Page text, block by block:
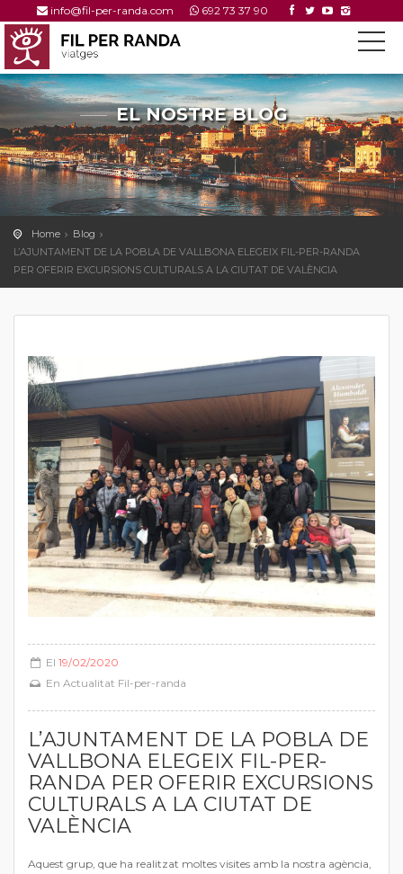
info@fil-per-randa.com 692 73 37 90
EL NOSTRE BLOG
---
Home
Blog
L’AJUNTAMENT DE LA POBLA DE VALLBONA ELEGEIX FIL-PER-RANDA
PER OFERIR EXCURSIONS CULTURALS A LA CIUTAT DE VALÈNCIA
El 19/02/2020
En Actualitat Fil-per-randa
L’AJUNTAMENT DE LA POBLA DE
VALLBONA ELEGEIX FIL-PER-
RANDA PER OFERIR EXCURSIONS
CULTURALS A LA CIUTAT DE
VALÈNCIA
Aquest grup, que ha realitzat moltes visites amb la nostra agència,